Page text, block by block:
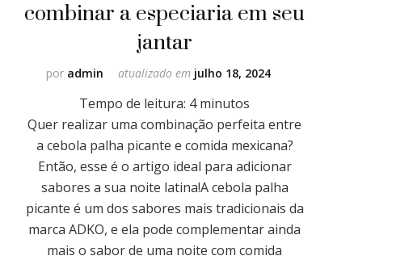
combinar a especiaria em seu
jantar
por admin atualizado em julho 18, 2024
Tempo de leitura: 4 minutos
Quer realizar uma combinação perfeita entre
a cebola palha picante e comida mexicana?
Então, esse é o artigo ideal para adicionar
sabores a sua noite latina!A cebola palha
picante é um dos sabores mais tradicionais da
marca ADKO, e ela pode complementar ainda
mais o sabor de uma noite com comida